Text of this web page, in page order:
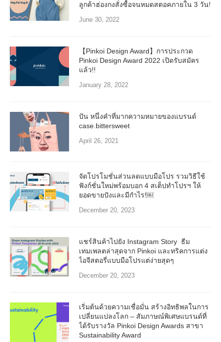
ลูกค้าฮ่องกงสั่งซื้อจนหมดสตอคภายใน 3 วัน!
June 30, 2022
【Pinkoi Design Award】การประกวด
Pinkoi Design Award 2022 เปิดรับสมัคร
แล้ว!!
January 28, 2022
ปัน หนึ่งคำที่มากความหมายของแบรนด์
case.bittersweet
April 26, 2021
จัดโปรโมชั่นส่วนลดแบบมือโปร รวมวิธีใช้
ฟังก์ชั่นใหม่พร้อมบอก 4 สเต็ปทำโปรฯ ให้
ยอดขายปังและมีกำไร!￼
December 20, 2023
แชร์สินค้าไปยัง Instagram Story ธีม
เทมเพลตล่าสุดจาก Pinkoi และทริคการแต่ง
ไอจีสตอรี่แบบมือโปรแต่ง่ายสุดๆ
December 20, 2023
เริ่มต้นด้วยความเชื่อมั่น สร้างอิทธิพลในการ
เปลี่ยนแปลงโลก – สัมภาษณ์พิเศษแบรนด์ที่
ได้รับรางวัล Pinkoi Design Awards สาขา
Sustainability Award